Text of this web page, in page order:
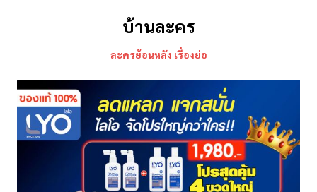
บ้านละคร
ละครย้อนหลัง เรื่องย่อ